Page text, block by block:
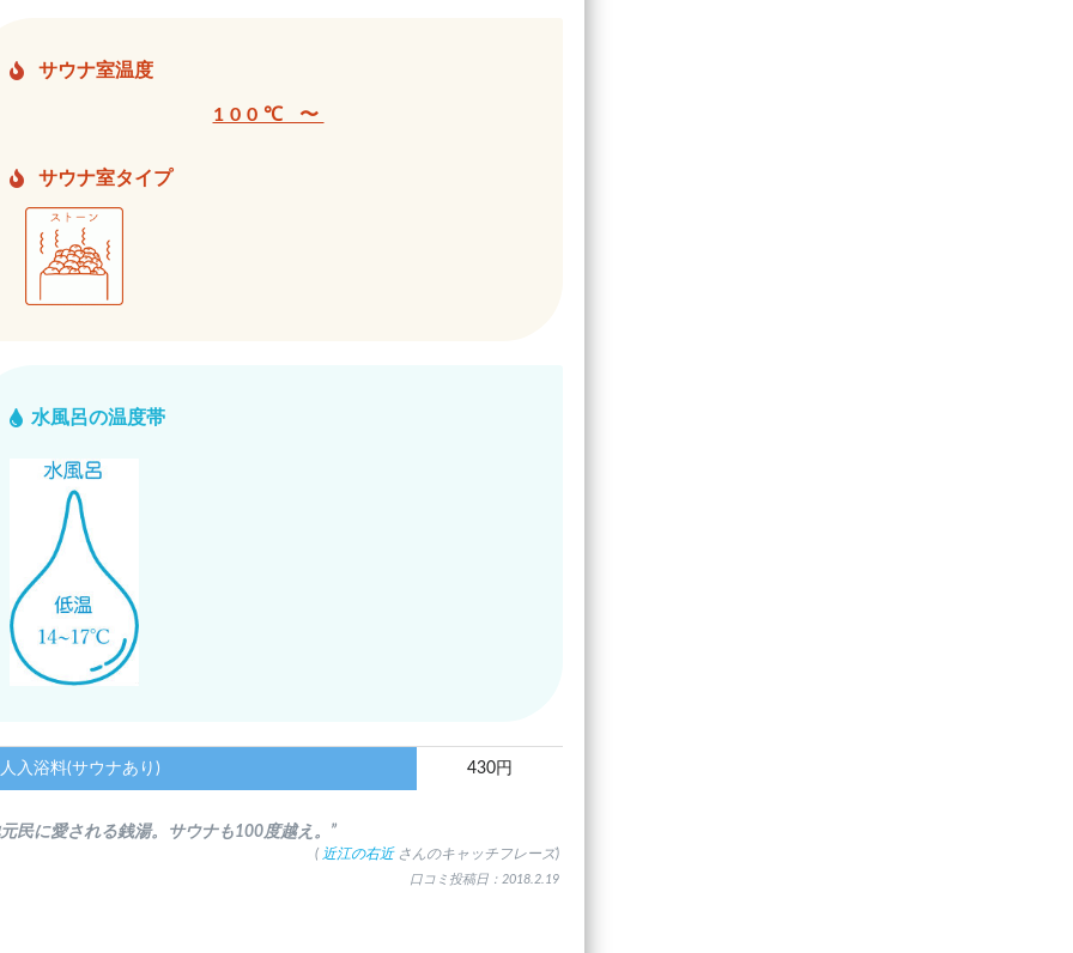
サウナ室温度
100℃ 〜
サウナ室タイプ
水風呂の温度帯
入浴料(サウナあり) 430円
元民に愛される銭湯。サウナも100度越え。”
( 近江の右近 さんのキャッチフレーズ)
口コミ投稿日：2018.2.19